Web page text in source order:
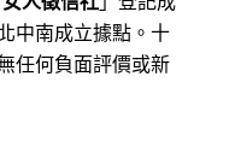
中南成立據點。十
任何負面評價或新